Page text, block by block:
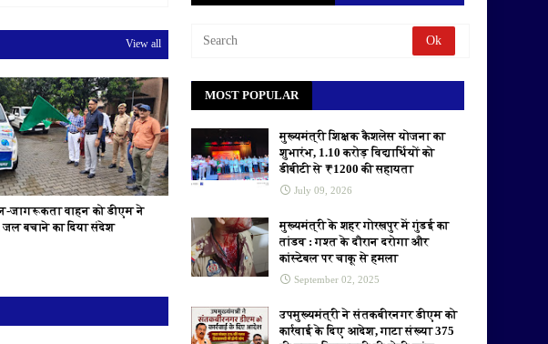
View all
जागरूकता वाहन को डीएम ने
जल बचाने का दिया संदेश
MOST POPULAR
मुख्यमंत्री शिक्षक कैशलेस योजना का
शुभारंभ, 1.10 करोड़ विद्यार्थियों को
डीबीटी से ₹1200 की सहायता
July 09, 2026
मुख्यमंत्री के शहर गोरखपुर में गुंडई का
तांडव : गश्त के दौरान दरोगा और
कांस्टेबल पर चाकू से हमला
September 02, 2025
उपमुख्यमंत्री ने संतकबीरनगर डीएम को
कार्रवाई के दिए आदेश, गाटा संख्या 375